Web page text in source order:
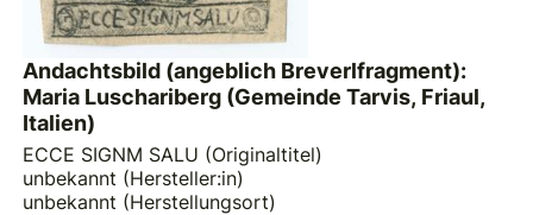
Andachtsbild (angeblich Breverlfragment):
Maria Luschariberg (Gemeinde Tarvis, Friaul,
Italien)
ECCE SIGNM SALU (Originaltitel)
unbekannt (Hersteller:in)
unbekannt (Herstellungsort)